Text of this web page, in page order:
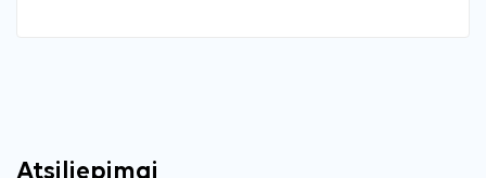
Atsiliepimai